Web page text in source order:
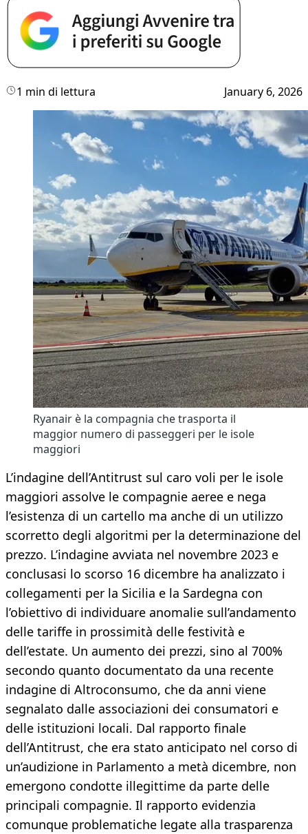
1 min di lettura January 6, 2026
Ryanair è la compagnia che trasporta il
maggior numero di passeggeri per le isole
maggiori
L’indagine dell’Antitrust sul caro voli per le isole
maggiori assolve le compagnie aeree e nega
l’esistenza di un cartello ma anche di un utilizzo
scorretto degli algoritmi per la determinazione del
prezzo. L’indagine avviata nel novembre 2023 e
conclusasi lo scorso 16 dicembre ha analizzato i
collegamenti per la Sicilia e la Sardegna con
l’obiettivo di individuare anomalie sull’andamento
delle tariffe in prossimità delle festività e
dell’estate. Un aumento dei prezzi, sino al 700%
secondo quanto documentato da una recente
indagine di Altroconsumo, che da anni viene
segnalato dalle associazioni dei consumatori e
delle istituzioni locali. Dal rapporto finale
dell’Antitrust, che era stato anticipato nel corso di
un’audizione in Parlamento a metà dicembre, non
emergono condotte illegittime da parte delle
principali compagnie. Il rapporto evidenzia
comunque problematiche legate alla trasparenza